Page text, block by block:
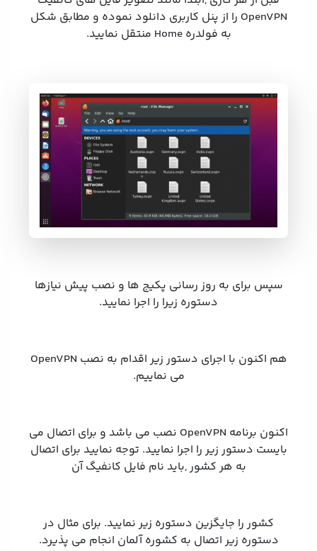
OpenVPN را از پنل کاربری دانلود نموده و مطابق شکل
به فولدره Home منتقل نمایید.
سپس برای به روز رسانی پکیج ها و نصب پیش نیازها
دستوره زیرا را اجرا نمایید.
هم اکنون با اجرای دستور زیر اقدام به نصب OpenVPN
می نماییم.
اکنون برنامه OpenVPN نصب می باشد و برای اتصال می
بایست دستور زیر را اجرا نمایید. توجه نمایید برای اتصال
به هر کشور ,باید نام فایل کانفیگ آن
کشور را جایگزین دستوره زیر نمایید. برای مثال در
دستوره زیر اتصال به کشوره آلمان انجام می پذیرد.